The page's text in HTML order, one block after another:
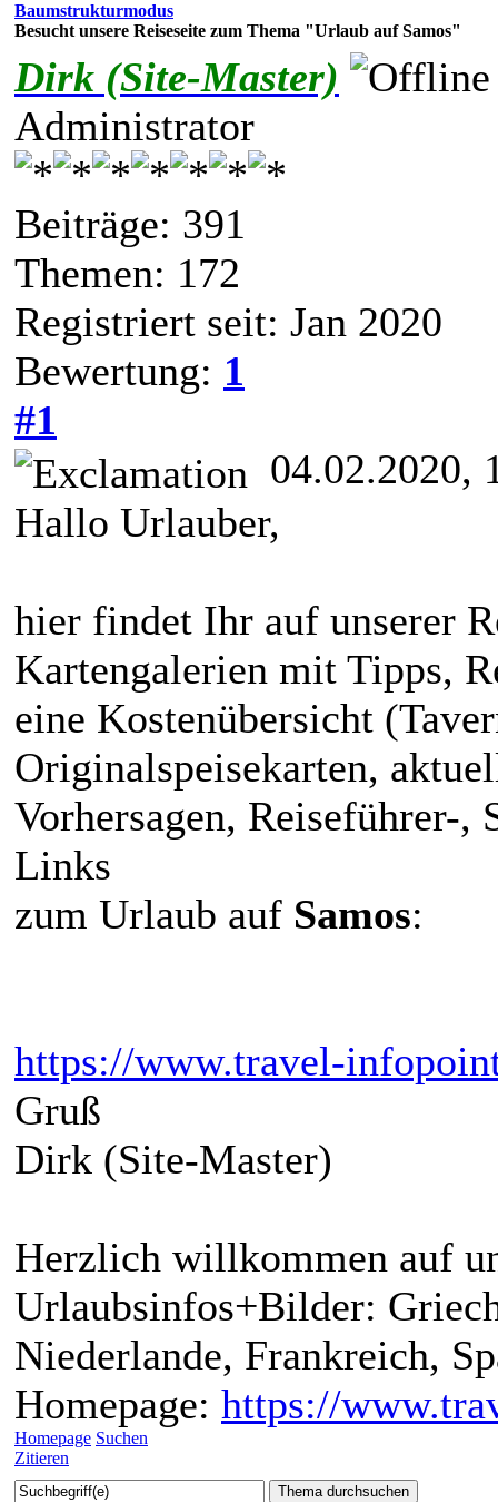
Baumstrukturmodus
Besucht unsere Reiseseite zum Thema "Urlaub auf Samos"
Dirk (Site-Master)
Administrator
Beiträge: 391
Themen: 172
Registriert seit: Jan 2020
Bewertung: 1
#1
04.02.2020,
Hallo Urlauber,
hier findet Ihr auf unserer
Kartengalerien mit Tipps,
eine Kostenübersicht
Originalspeisekarten,
Vorhersagen, Reiseführer-,
Links
zum Urlaub auf Samos:
https://www.travel-
Gruß
Dirk (Site-Master)
Herzlich willkommen auf
Urlaubsinfos+Bilder:
Niederlande, Frankreich,
Homepage: https://
Homepage Suchen
Zitieren